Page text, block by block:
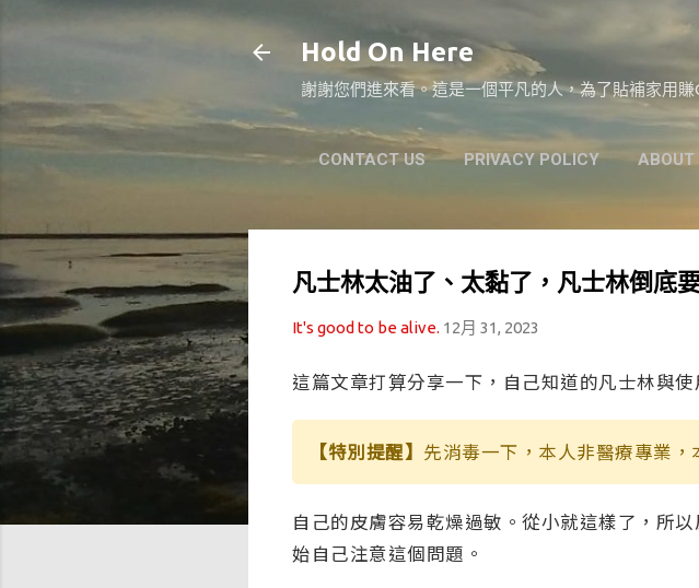
Hold On Here
謝謝您們進來看。這是一個平凡的人，為了貼補家用
CONTACT US PRIVACY POLICY ABOUT
凡士林太油了、太黏了，凡士林倒底
It's good to be alive. 12月 31, 2023
這篇文章打算分享一下，自己知道的凡士林與使
【特別提醒】 先消毒一下，本人非醫療專業，
自己的皮膚容易乾燥過敏。從小就這樣了，所
始自己注意這個問題。